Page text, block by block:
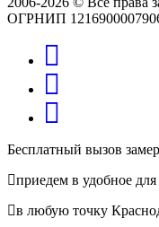
ОГРНИП
Бесплатный вызов
приедем в удобное для
в любую точку